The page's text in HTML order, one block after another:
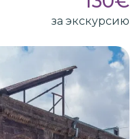
за экскурсию